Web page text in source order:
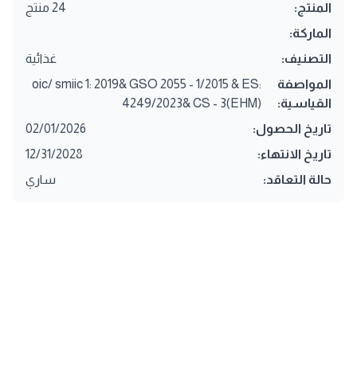
المنتج:
24 منتج
الماركة:
التصنيف:
غذائية
المواصفة
القياسية:
oic/ smiic 1: 2019& GSO 2055 - 1/2015 & ES:
4249/2023& CS - 3(EHM)
تاريخ الحصول:
02/01/2026
تاريخ الانتهاء:
12/31/2028
حالة التعاقد:
ساري